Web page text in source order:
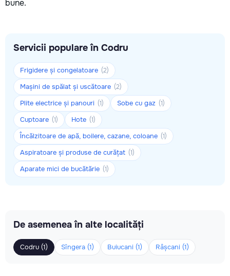
bune.
Servicii populare în Codru
Frigidere și congelatoare (2)
Mașini de spălat și uscătoare (2)
Plite electrice și panouri (1) Sobe cu gaz (1)
Cuptoare (1) Hote (1)
Încălzitoare de apă, boilere, cazane, coloane (1)
Aspiratoare și produse de curățat (1)
Aparate mici de bucătărie (1)
De asemenea în alte localități
Codru (1) Sîngera (1) Buiucani (1) Râșcani (1)